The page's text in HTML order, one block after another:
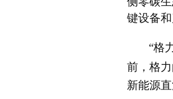
键设备
“格
前，格
新能源